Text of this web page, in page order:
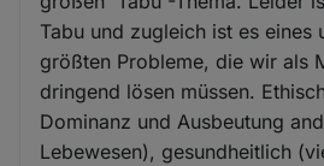
Tabu und zugleich ist es eines
größten Probleme, die wir als
dringend lösen müssen.
Dominanz und Ausbeutung
Lebewesen), gesundheitlich